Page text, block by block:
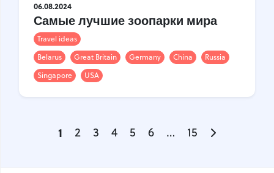
06.08.2024
Самые лучшие зоопарки мира
Travel ideas
Belarus
Great Britain Germany China
Russia
Singapore
USA
1 2 3 4 5 6 … 15